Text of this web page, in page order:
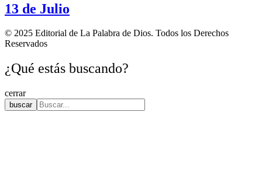
13 de Julio
© 2025 Editorial de La Palabra de Dios. Todos los Derechos
Reservados
¿Qué estás buscando?
cerrar
buscar